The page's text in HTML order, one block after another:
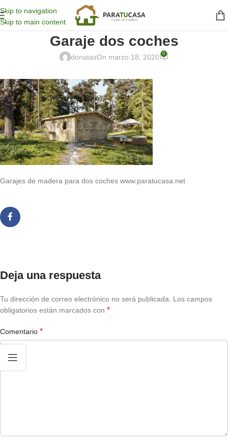
Skip to navigation
Skip to main content
Garaje dos coches
donatasOn marzo 18, 2020 0
Garajes de madera para dos coches www.paratucasa.net
Deja una respuesta
Tu dirección de correo electrónico no será publicada.
Los campos
obligatorios están marcados con *
Comentario *